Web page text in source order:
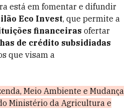
está em fomentar e difundir
Eco Invest, que permite a
financeiras ofertar
de crédito subsidiadas
que visam a
Meio Ambiente e Mudança
Ministério da Agricultura e